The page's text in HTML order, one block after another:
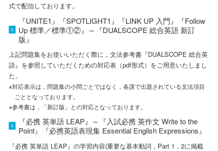
式で配信しております。
『UNITE1』『SPOTLIGHT1』『LINK UP 入門』『Follow
Up 標準／標準①②』～『DUALSCOPE 総合英語 新訂
版』
上記問題集をお使いいただく際に，文法参考書『DUALSCOPE 総合英
語』を参照していただくための対応表（pdf形式）をご用意いたしまし
た。
対応表示は，問題集の小問ごとではなく，各課で出題されている文法項目
ごととなっております。
参考書は，「新訂版」との対応となっております。
『必携 英単語 LEAP』～『入試必携 英作文 Write to the
Point』『必携英語表現集 Essential English Expressions』
『必携 英単語 LEAP』の学習内容(重要な基本動詞，Part 1，2に掲載